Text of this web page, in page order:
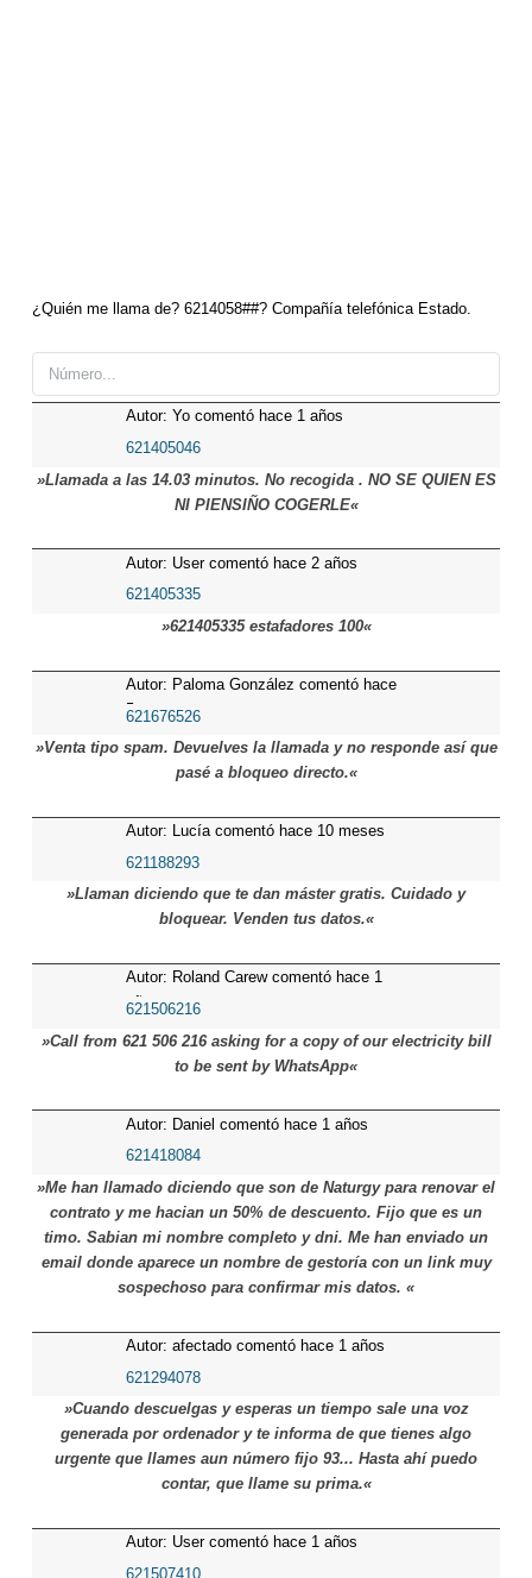
¿Quién me llama de? 6214058##? Compañía telefónica Estado.
Autor: Yo comentó hace 1 años
621405046
»Llamada a las 14.03 minutos. No recogida . NO SE QUIEN ES
NI PIENSIÑO COGERLE«
Autor: User comentó hace 2 años
621405335
»621405335 estafadores 100«
Autor: Paloma González comentó hace
5 meses
621676526
»Venta tipo spam. Devuelves la llamada y no responde así que
pasé a bloqueo directo.«
Autor: Lucía comentó hace 10 meses
621188293
»Llaman diciendo que te dan máster gratis. Cuidado y
bloquear. Venden tus datos.«
Autor: Roland Carew comentó hace 1
años
621506216
»Call from 621 506 216 asking for a copy of our electricity bill
to be sent by WhatsApp«
Autor: Daniel comentó hace 1 años
621418084
»Me han llamado diciendo que son de Naturgy para renovar el
contrato y me hacian un 50% de descuento. Fijo que es un
timo. Sabian mi nombre completo y dni. Me han enviado un
email donde aparece un nombre de gestoría con un link muy
sospechoso para confirmar mis datos. «
Autor: afectado comentó hace 1 años
621294078
»Cuando descuelgas y esperas un tiempo sale una voz
generada por ordenador y te informa de que tienes algo
urgente que llames aun número fijo 93... Hasta ahí puedo
contar, que llame su prima.«
Autor: User comentó hace 1 años
621507410